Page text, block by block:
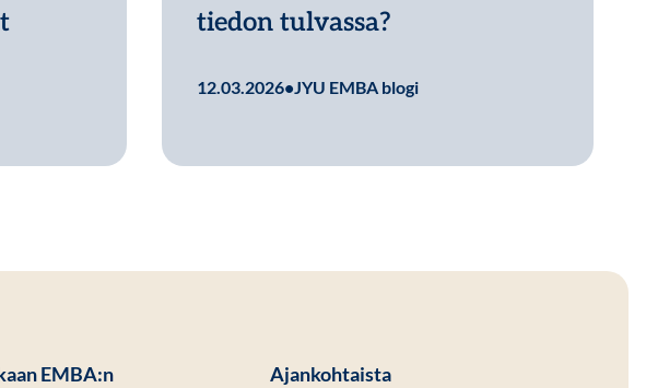
tiedon tulvassa?
12.03.2026•JYU EMBA blogi
EMBA:n Ajankohtaista